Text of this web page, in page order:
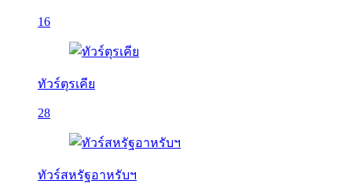
16
ทัวร์ตุรเคีย
28
ทัวร์สหรัฐอาหรับฯ